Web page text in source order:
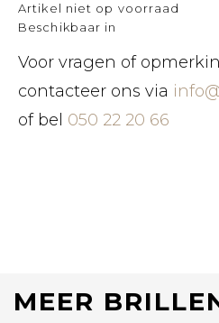
Artikel niet op voorraad
Beschikbaar in
Voor vragen of
contacteer ons via
of bel 050 22 20 66
MEER